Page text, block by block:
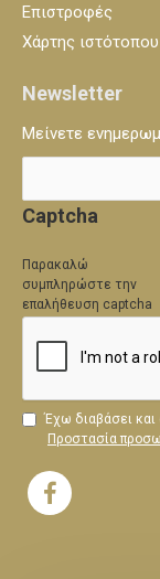
Επιστροφές
Χάρτης ιστότοπου
Newsletter
Μείνετε
Captcha
Παρακαλώ
συμπληρώστε την
επαλήθευση captcha
Έχω διαβάσει και
Προστασία